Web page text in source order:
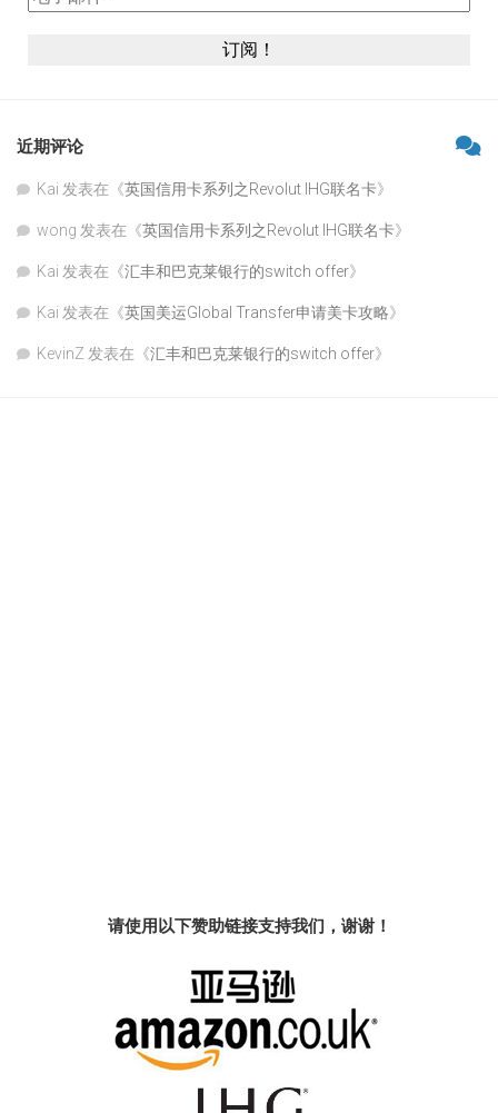
近期评论
Kai 发表在《英国信用卡系列之Revolut IHG联名卡》
wong 发表在《英国信用卡系列之Revolut IHG联名卡》
Kai 发表在《汇丰和巴克莱银行的switch offer》
Kai 发表在《英国美运Global Transfer申请美卡攻略》
KevinZ 发表在《汇丰和巴克莱银行的switch offer》
请使用以下赞助链接支持我们，谢谢！